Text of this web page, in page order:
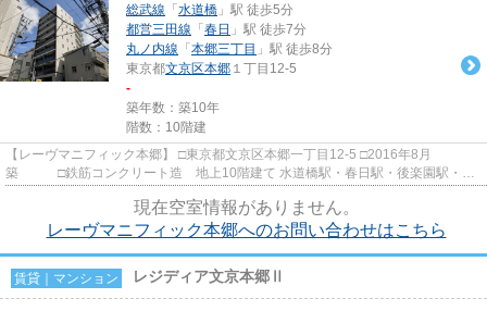
総武線 「 水道橋 」駅 徒歩5分
都営三田線 「 春日 」駅 徒歩7分
丸ノ内線 「 本郷三丁目 」駅 徒歩8分
東京都文京区本郷 １丁目12-5
-
築年数：築10年
階数：10階建
【レーヴマニフィック本郷】 □東京都文京区本郷一丁目12-5 □2016年8月
築 □鉄筋コンクリート造 地上10階建て 水道橋駅・春日駅・後楽園駅・本
現在空室情報がありません。
レーヴマニフィック本郷へのお問い合わせはこちら
賃貸｜マンション レジディア文京本郷Ⅱ